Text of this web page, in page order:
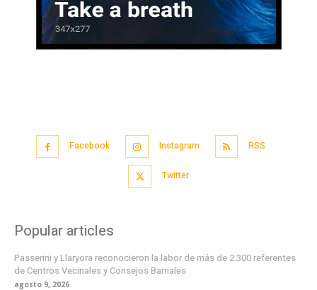
Facebook Instagram RSS
Twitter
Popular articles
Passerini y Llaryora reconocieron la labor de más de 2.300 referentes
de Centros Vecinales y Consejos Barriales
agosto 9, 2026